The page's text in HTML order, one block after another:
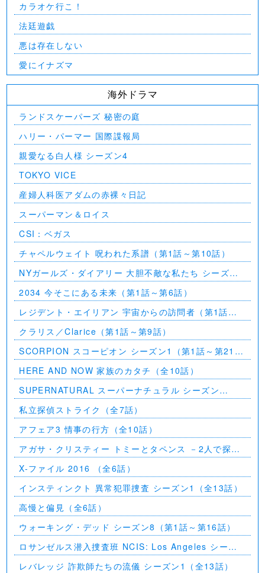
カラオケ行こ！
法廷遊戯
悪は存在しない
愛にイナズマ
海外ドラマ
ランドスケーパーズ 秘密の庭
ハリー・パーマー 国際諜報局
親愛なる白人様 シーズン4
TOKYO VICE
産婦人科医アダムの赤裸々日記
スーパーマン＆ロイス
CSI：ベガス
チャペルウェイト 呪われた系譜（第1話～第10話）
NYガールズ・ダイアリー 大胆不敵な私たち シーズン
5（第1話～第2話）
2034 今そこにある未来（第1話～第6話）
レジデント・エイリアン 宇宙からの訪問者（第1話～
第7話）
クラリス／Clarice（第1話～第9話）
SCORPION スコーピオン シーズン1（第1話～第21
話）
HERE AND NOW 家族のカタチ（全10話）
SUPERNATURAL スーパーナチュラル シーズン
11（全23話）
私立探偵ストライク（全7話）
アフェア3 情事の行方（全10話）
アガサ・クリスティー トミーとタペンス －2人で探偵
を－
X-ファイル 2016 （全6話）
インスティンクト 異常犯罪捜査 シーズン1（全13話）
高慢と偏見（全6話）
ウォーキング・デッド シーズン8（第1話～第16話）
ロサンゼルス潜入捜査班 NCIS: Los Angeles シーズ
ン5（第2話～第24話）
レバレッジ 詐欺師たちの流儀 シーズン1（全13話）